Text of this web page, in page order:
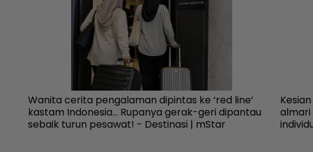
Wanita cerita pengalaman dipintas ke ‘red line’
kastam Indonesia... Rupanya gerak-geri dipantau
sebaik turun pesawat! - Destinasi | mStar
almari